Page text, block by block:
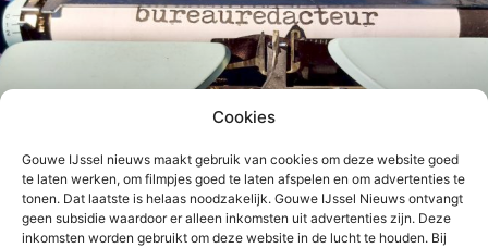
Cookies
Gouwe IJssel nieuws maakt gebruik van cookies om deze website goed
te laten werken, om filmpjes goed te laten afspelen en om advertenties te
tonen. Dat laatste is helaas noodzakelijk. Gouwe IJssel Nieuws ontvangt
geen subsidie waardoor er alleen inkomsten uit advertenties zijn. Deze
inkomsten worden gebruikt om deze website in de lucht te houden. Bij
Gouwe IJssel Nieuws zoekt (aankomend)
bureauredacteur